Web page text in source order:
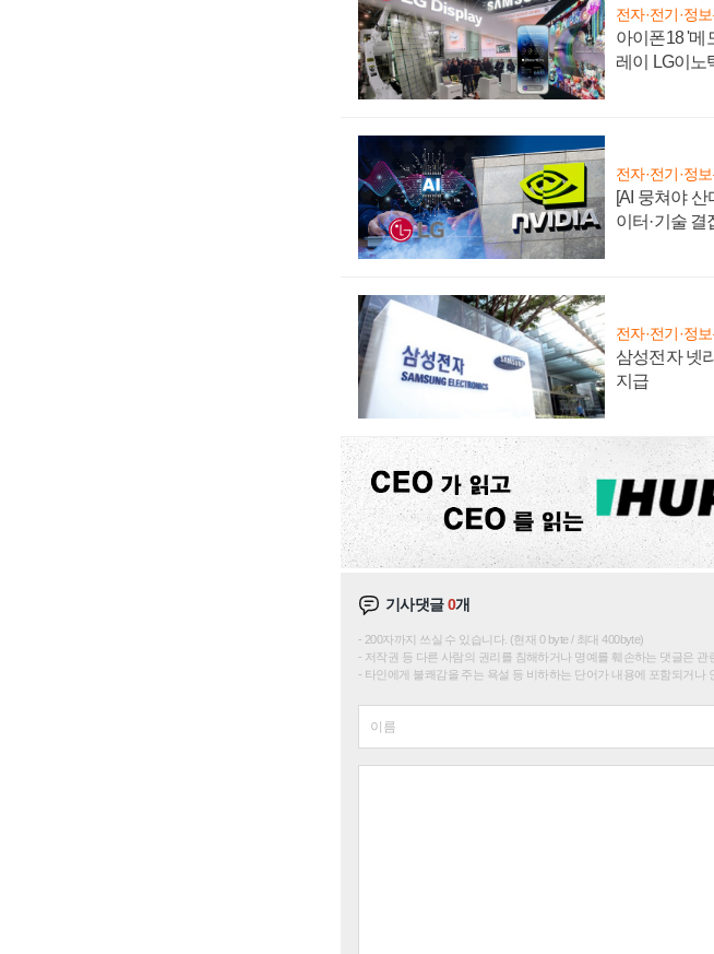
전자·전기·정
아이폰18 '메
레이 LG이노
전자·전기·정
[AI 뭉쳐야 산
이터·기술
전자·전기·정
삼성전자 넷
지급
기사댓글0개
200자까지 쓰실 수 있습니다. (현재 0 byte / 최대 400byte)
저작권 등 다른 사람의 권리를 침해하거나 명예를 훼손하는 댓글은 관
타인에게 불쾌감을 주는 욕설 등 비하하는 단어가 내용에 포함되거나